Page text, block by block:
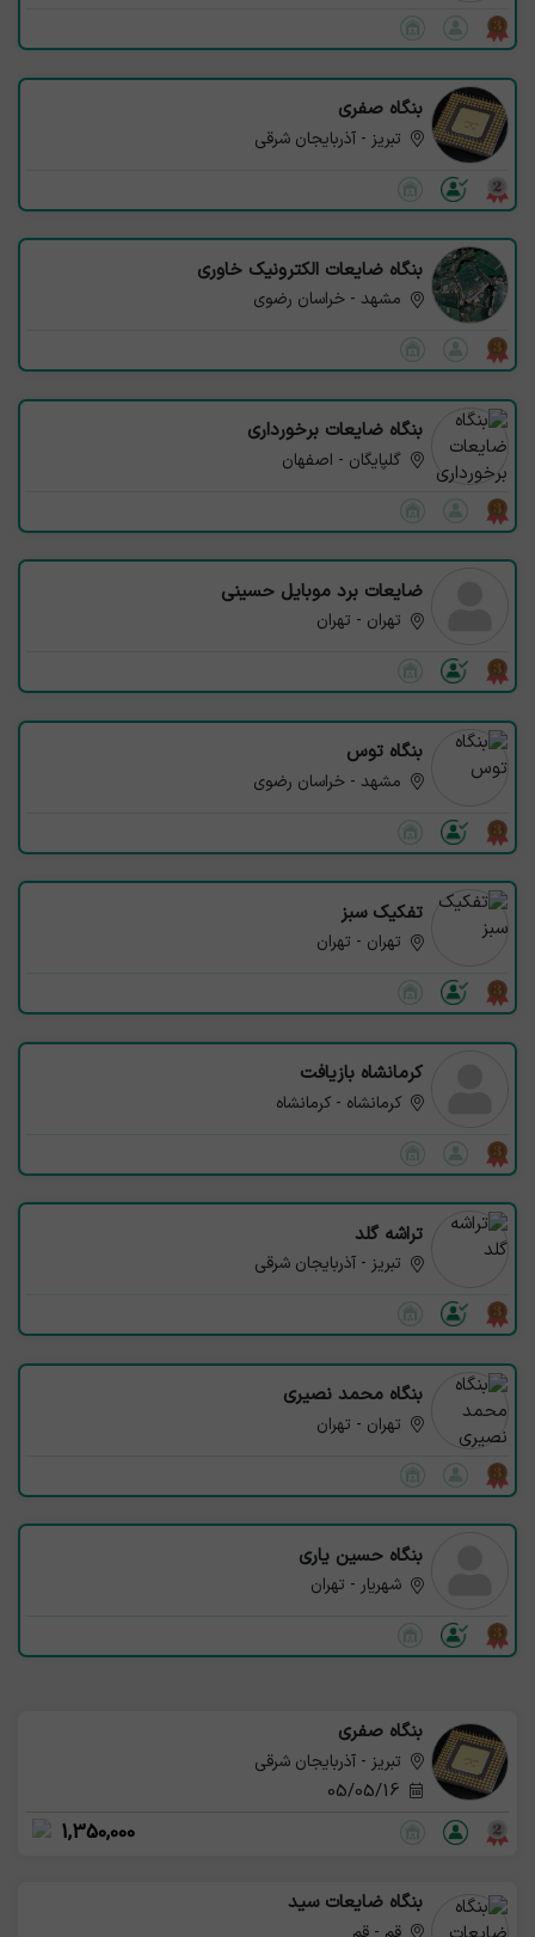
بنگاه صفری
تبریز - آذربایجان شرقی
بنگاه ضایعات الکترونیک خاوری
مشهد - خراسان رضوی
بنگاه ضایعات برخورداری
گلپایگان - اصفهان
ضایعات برد موبایل حسینی
تهران - تهران
بنگاه توس
مشهد - خراسان رضوی
تفکیک سبز
تهران - تهران
کرمانشاه بازیافت
کرمانشاه - کرمانشاه
تراشه گلد
تبریز - آذربایجان شرقی
بنگاه محمد نصیری
تهران - تهران
بنگاه حسین یاری
شهریار - تهران
بنگاه صفری
تبریز - آذربایجان شرقی
05/05/16
1,350,000
بنگاه ضایعات سید